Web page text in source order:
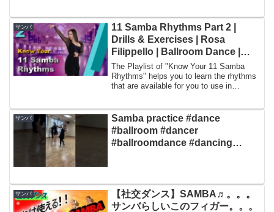
田先生（サンバのレッスンの動画をお借
りしました。女性はＲＩＳ...
サンバ
11 Samba Rhythms Part 2 |
Drills & Exercises | Rosa
Filippello | Ballroom Dance |
Latin Lesson
The Playlist of "Know Your 11 Samba
Rhythms" helps you to learn the rhythms
that are available for you to use in
サンバ
Samba practice #dance
#ballroom #dancer
#ballroomdance #dancing
サンバ
【社交ダンス】SAMBA♬。。。
サンバらしいこのフィガー。。。